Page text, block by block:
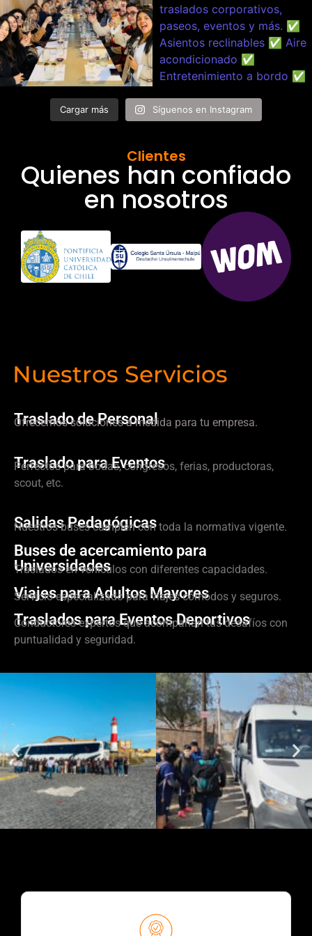
Cargar más Síguenos en Instagram
Clientes
Quienes han confiado
en nosotros
Nuestros Servicios
Traslado de Personal
Ofrecemos soluciones a medida para tu empresa.
Traslado para Eventos
Perfectos para bodas, congresos, ferias, productoras,
scout, etc.
Salidas Pedagógicas
Nuestros buses cumplen con toda la normativa vigente.
Buses de acercamiento para
Universidades
Traslados en vehículos con diferentes capacidades.
Viajes para Adultos Mayores
Servicio especializado para viajes cómodos y seguros.
Traslados para Eventos Deportivos
Conductores expertos que acompañan tus desafíos con
puntualidad y seguridad.